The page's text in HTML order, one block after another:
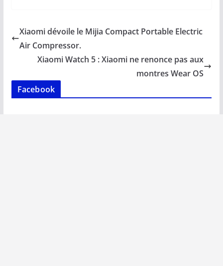
b
o
o
k
l s
A
p
e
n
y
n
k
g
Xiaomi dévoile le Mijia Compact Portable Electric
Air Compressor.
Xiaomi Watch 5 : Xiaomi ne renonce pas aux
montres Wear OS
Facebook